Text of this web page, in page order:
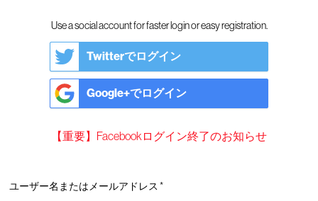
Use a social account for faster login or easy registration.
Twitterでログイン
Google+でログイン
【重要】Facebookログイン終了のお知らせ
ユーザー名またはメールアドレス*必